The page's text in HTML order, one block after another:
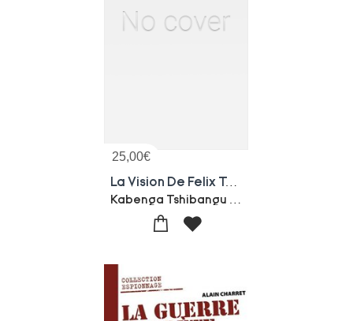
25,00€
La Vision De Felix Tshisekedi - Le Peuple D'abord !